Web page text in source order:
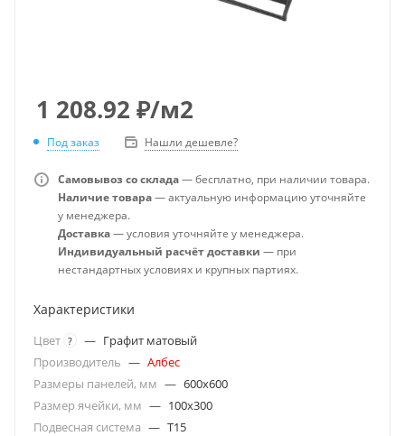
1 208.92 ₽/м2
Под заказ Нашли дешевле?
Самовывоз со склада— бесплатно, при наличии товара.
Наличие товара— актуальную информацию уточняйте
у менеджера.
Доставка— условия уточняйте у менеджера.
Индивидуальный расчёт доставки — при
нестандартных условиях и крупных партиях.
Характеристики
Цвет ? — Графит матовый
Производитель — Албес
Размеры панелей, мм — 600x600
Размер ячейки, мм — 100x300
Подвесная система — T15